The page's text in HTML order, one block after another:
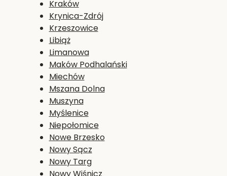
Kraków
Krynica-Zdrój
Krzeszowice
Libiąż
Limanowa
Maków Podhalański
Miechów
Mszana Dolna
Muszyna
Myślenice
Niepołomice
Nowe Brzesko
Nowy Sącz
Nowy Targ
Nowy Wiśnicz